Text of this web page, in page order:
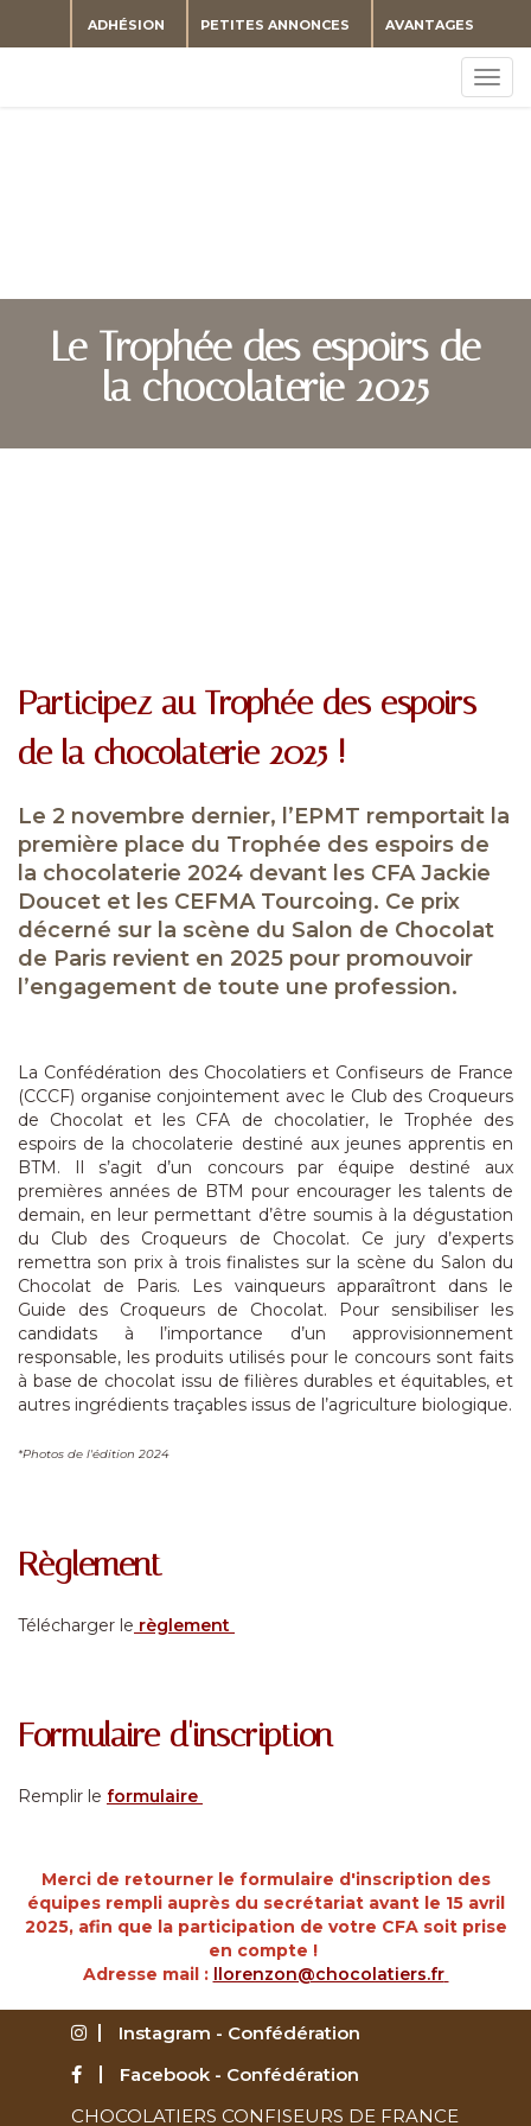
AVANTAGES
PETITES ANNONCES
ADHÉSION
Le Trophée des espoirs de
la chocolaterie 2025
Participez au Trophée des espoirs
de la chocolaterie 2025 !
Le 2 novembre dernier, l’EPMT remportait la
première place du Trophée des espoirs de
la chocolaterie 2024 devant les CFA Jackie
Doucet et les CEFMA Tourcoing. Ce prix
décerné sur la scène du Salon de Chocolat
de Paris revient en 2025 pour promouvoir
l’engagement de toute une profession.
La Confédération des Chocolatiers et Confiseurs de France
(CCCF) organise conjointement avec le Club des Croqueurs
de Chocolat et les CFA de chocolatier, le Trophée des
espoirs de la chocolaterie destiné aux jeunes apprentis en
BTM. Il s’agit d’un concours par équipe destiné aux
premières années de BTM pour encourager les talents de
demain, en leur permettant d’être soumis à la dégustation
du Club des Croqueurs de Chocolat. Ce jury d’experts
remettra son prix à trois finalistes sur la scène du Salon du
Chocolat de Paris. Les vainqueurs apparaîtront dans le
Guide des Croqueurs de Chocolat. Pour sensibiliser les
candidats à l’importance d’un approvisionnement
responsable, les produits utilisés pour le concours sont faits
à base de chocolat issu de filières durables et équitables, et
autres ingrédients traçables issus de l’agriculture biologique.
*Photos de l'édition 2024
Règlement
Télécharger le règlement
Formulaire d'inscription
Remplir le formulaire
Merci de retourner le formulaire d'inscription des
équipes rempli auprès du secrétariat avant le 15 avril
2025, afin que la participation de votre CFA soit prise
en compte !
Adresse mail : llorenzon@chocolatiers.fr
Instagram - Confédération
Facebook - Confédération
CHOCOLATIERS CONFISEURS DE FRANCE